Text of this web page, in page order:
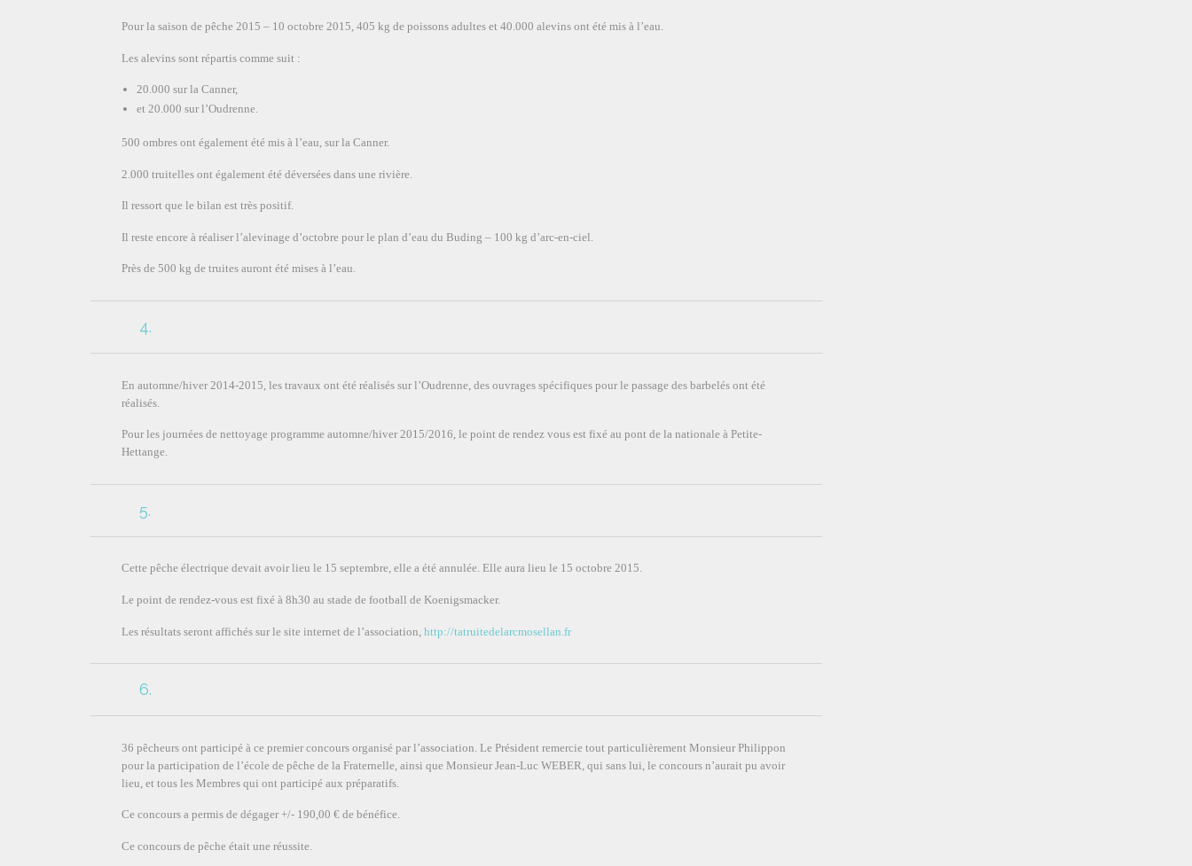
Pour la saison de pêche 2015 – 10 octobre 2015, 405 kg de poissons adultes et 40.000 alevins ont été mis à l’eau.
Les alevins sont répartis comme suit :
20.000 sur la Canner,
et 20.000 sur l’Oudrenne.
500 ombres ont également été mis à l’eau, sur la Canner.
2.000 truitelles ont également été déversées dans une rivière.
Il ressort que le bilan est très positif.
Il reste encore à réaliser l’alevinage d’octobre pour le plan d’eau du Buding – 100 kg d’arc-en-ciel.
Près de 500 kg de truites auront été mises à l’eau.
4.
En automne/hiver 2014-2015, les travaux ont été réalisés sur l’Oudrenne, des ouvrages spécifiques pour le passage des barbelés ont été
réalisés.
Pour les journées de nettoyage programme automne/hiver 2015/2016, le point de rendez vous est fixé au pont de la nationale à Petite-
Hettange.
5.
Cette pêche électrique devait avoir lieu le 15 septembre, elle a été annulée. Elle aura lieu le 15 octobre 2015.
Le point de rendez-vous est fixé à 8h30 au stade de football de Koenigsmacker.
Les résultats seront affichés sur le site internet de l’association, http://tatruitedelarcmosellan.fr
6.
36 pêcheurs ont participé à ce premier concours organisé par l’association. Le Président remercie tout particulièrement Monsieur Philippon
pour la participation de l’école de pêche de la Fraternelle, ainsi que Monsieur Jean-Luc WEBER, qui sans lui, le concours n’aurait pu avoir
lieu, et tous les Membres qui ont participé aux préparatifs.
Ce concours a permis de dégager +/- 190,00 € de bénéfice.
Ce concours de pêche était une réussite.